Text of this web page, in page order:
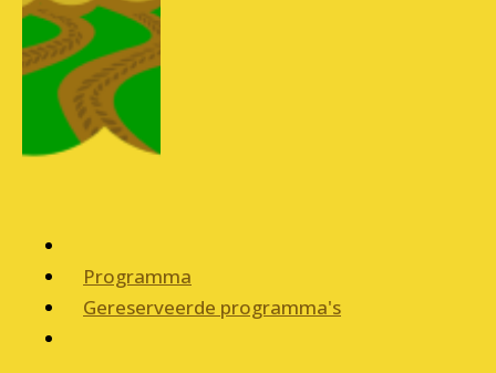
Programma
Gereserveerde programma's